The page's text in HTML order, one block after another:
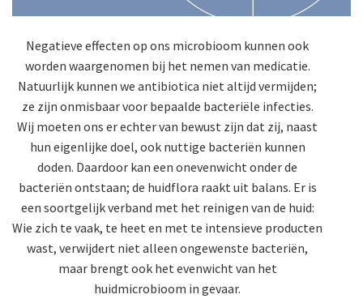
Negatieve effecten op ons microbioom kunnen ook
worden waargenomen bij het nemen van medicatie.
Natuurlijk kunnen we antibiotica niet altijd vermijden;
ze zijn onmisbaar voor bepaalde bacteriële infecties.
Wij moeten ons er echter van bewust zijn dat zij, naast
hun eigenlijke doel, ook nuttige bacteriën kunnen
doden. Daardoor kan een onevenwicht onder de
bacteriën ontstaan; de huidflora raakt uit balans. Er is
een soortgelijk verband met het reinigen van de huid:
Wie zich te vaak, te heet en met te intensieve producten
wast, verwijdert niet alleen ongewenste bacteriën,
maar brengt ook het evenwicht van het
huidmicrobioom in gevaar.